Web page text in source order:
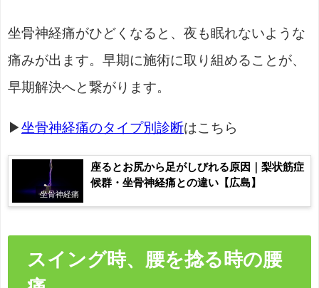
坐骨神経痛がひどくなると、夜も眠れないような
痛みが出ます。早期に施術に取り組めることが、
早期解決へと繋がります。
▶ 坐骨神経痛のタイプ別診断はこちら
坐骨神経痛
座るとお尻から足がしびれる原因｜梨状筋症
候群・坐骨神経痛との違い【広島】
スイング時、腰を捻る時の腰